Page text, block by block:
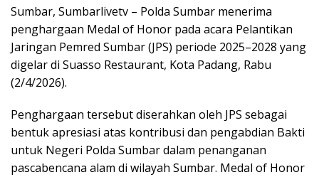
Sumbar, Sumbarlivetv – Polda Sumbar menerima
penghargaan Medal of Honor pada acara Pelantikan
Jaringan Pemred Sumbar (JPS) periode 2025–2028 yang
digelar di Suasso Restaurant, Kota Padang, Rabu
(2/4/2026).
Penghargaan tersebut diserahkan oleh JPS sebagai
bentuk apresiasi atas kontribusi dan pengabdian Bakti
untuk Negeri Polda Sumbar dalam penanganan
pascabencana alam di wilayah Sumbar. Medal of Honor